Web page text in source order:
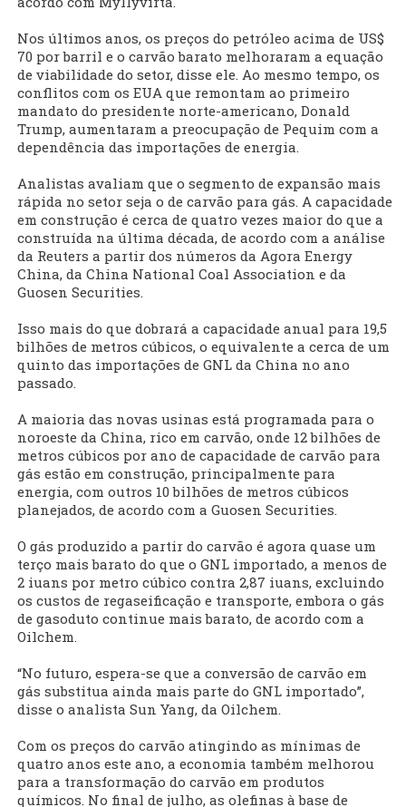
Nos últimos anos, os preços do petróleo acima de US$
70 por barril e o carvão barato melhoraram a equação
de viabilidade do setor, disse ele. Ao mesmo tempo, os
conflitos com os EUA que remontam ao primeiro
mandato do presidente norte-americano, Donald
Trump, aumentaram a preocupação de Pequim com a
dependência das importações de energia.
Analistas avaliam que o segmento de expansão mais
rápida no setor seja o de carvão para gás. A capacidade
em construção é cerca de quatro vezes maior do que a
construída na última década, de acordo com a análise
da Reuters a partir dos números da Agora Energy
China, da China National Coal Association e da
Guosen Securities.
Isso mais do que dobrará a capacidade anual para 19,5
bilhões de metros cúbicos, o equivalente a cerca de um
quinto das importações de GNL da China no ano
passado.
A maioria das novas usinas está programada para o
noroeste da China, rico em carvão, onde 12 bilhões de
metros cúbicos por ano de capacidade de carvão para
gás estão em construção, principalmente para
energia, com outros 10 bilhões de metros cúbicos
planejados, de acordo com a Guosen Securities.
O gás produzido a partir do carvão é agora quase um
terço mais barato do que o GNL importado, a menos de
2 iuans por metro cúbico contra 2,87 iuans, excluindo
os custos de regaseificação e transporte, embora o gás
de gasoduto continue mais barato, de acordo com a
Oilchem.
“No futuro, espera-se que a conversão de carvão em
gás substitua ainda mais parte do GNL importado”,
disse o analista Sun Yang, da Oilchem.
Com os preços do carvão atingindo as mínimas de
quatro anos este ano, a economia também melhorou
para a transformação do carvão em produtos
químicos. No final de julho, as olefinas à base de